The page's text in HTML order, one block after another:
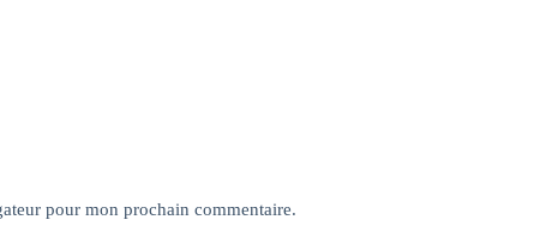
pour mon prochain commentaire.